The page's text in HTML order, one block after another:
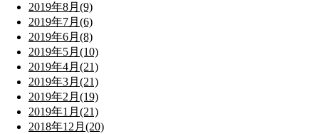
2019年8月(9)
2019年7月(6)
2019年6月(8)
2019年5月(10)
2019年4月(21)
2019年3月(21)
2019年2月(19)
2019年1月(21)
2018年12月(20)